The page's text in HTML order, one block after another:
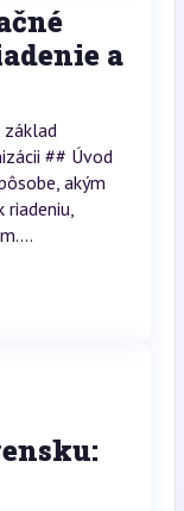
a
## Úvod
akým